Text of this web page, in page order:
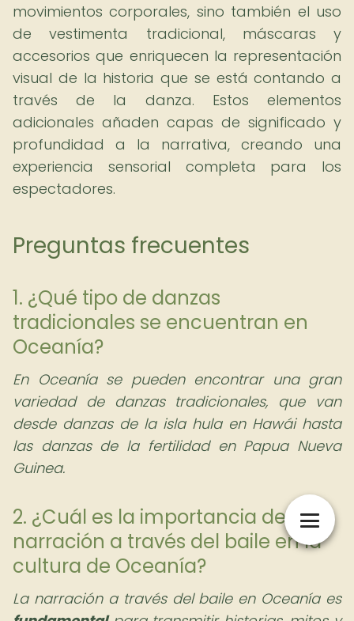
movimientos corporales, sino también el uso
de vestimenta tradicional, máscaras y
accesorios que enriquecen la representación
visual de la historia que se está contando a
través de la danza. Estos elementos
adicionales añaden capas de significado y
profundidad a la narrativa, creando una
experiencia sensorial completa para los
espectadores.
Preguntas frecuentes
1. ¿Qué tipo de danzas
tradicionales se encuentran en
Oceanía?
En Oceanía se pueden encontrar una gran
variedad de danzas tradicionales, que van
desde danzas de la isla hula en Hawái hasta
las danzas de la fertilidad en Papua Nueva
Guinea.
2. ¿Cuál es la importancia de la
narración a través del baile en la
cultura de Oceanía?
La narración a través del baile en Oceanía es